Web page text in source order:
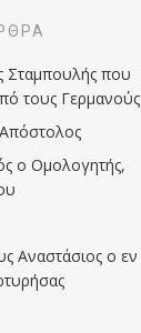
Σταμπουλής που
τους Γερμανούς
ο Ομολογητής,
Αναστάσιος ο εν